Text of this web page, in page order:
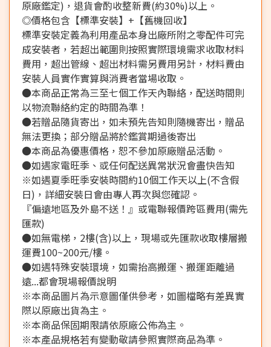
原廠鑑定)，退貨會酌收整新費(約30%)以上。
◎價格包含【標準安裝】+【舊機回收】
標準安裝定義為利用產品本身出廠所附之零配件可完
成安裝者，若超出範圍則按照實際環境需求收取材料
費用，超出管線、超出材料需另費用另計，材料費由
安裝人員實作實算與消費者當場收取。
●本商品正常為三至七個工作天內聯絡，配送時間則
以物流聯絡約定的時間為準！
●若贈品隨貨寄出，如未預先告知則隨機寄出，贈品
無法更換；部分贈品將於鑑賞期過後寄出
●本商品為優惠價格，恕不參加原廠贈品活動。
●如遇家電旺季、或任何配送異常狀況會盡快告知
※如遇夏季旺季安裝時間約10個工作天以上(不含假
日)，詳細安裝日會由專人再次與您確認。
『偏遠地區及外島不送！』或電聯報價跨區費用(需先
匯款)
●如無電梯，2樓(含)以上，現場或先匯款收取樓層搬
運費100~200元/樓。
●如遇特殊安裝環境，如需抬高搬運、搬運距離過
遠...都會現場報價說明
※本商品圖片為示意圖僅供參考，如圖檔略有差異實
際以原廠出貨為主。
※本商品保固期限請依原廠公佈為主。
※本產品規格若有變動敬請參照實際商品為準。